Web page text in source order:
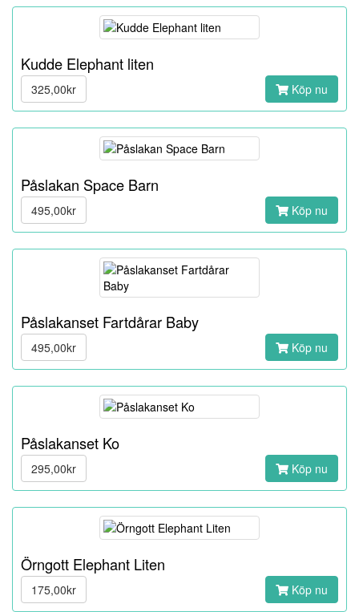
Kudde Elephant liten
325,00kr Köp nu
Påslakan Space Barn
495,00kr Köp nu
Påslakanset Fartdårar Baby
495,00kr Köp nu
Påslakanset Ko
295,00kr Köp nu
Örngott Elephant Liten
175,00kr Köp nu